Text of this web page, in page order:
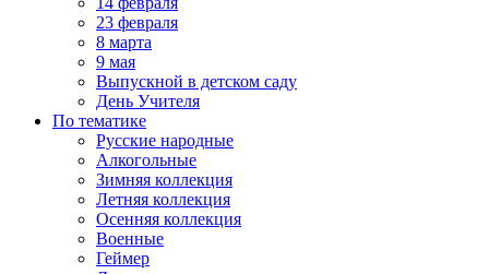
23 февраля
8 марта
9 мая
Выпускной в детском саду
День Учителя
По тематике
Русские народные
Алкогольные
Зимняя коллекция
Летняя коллекция
Осенняя коллекция
Военные
Геймер